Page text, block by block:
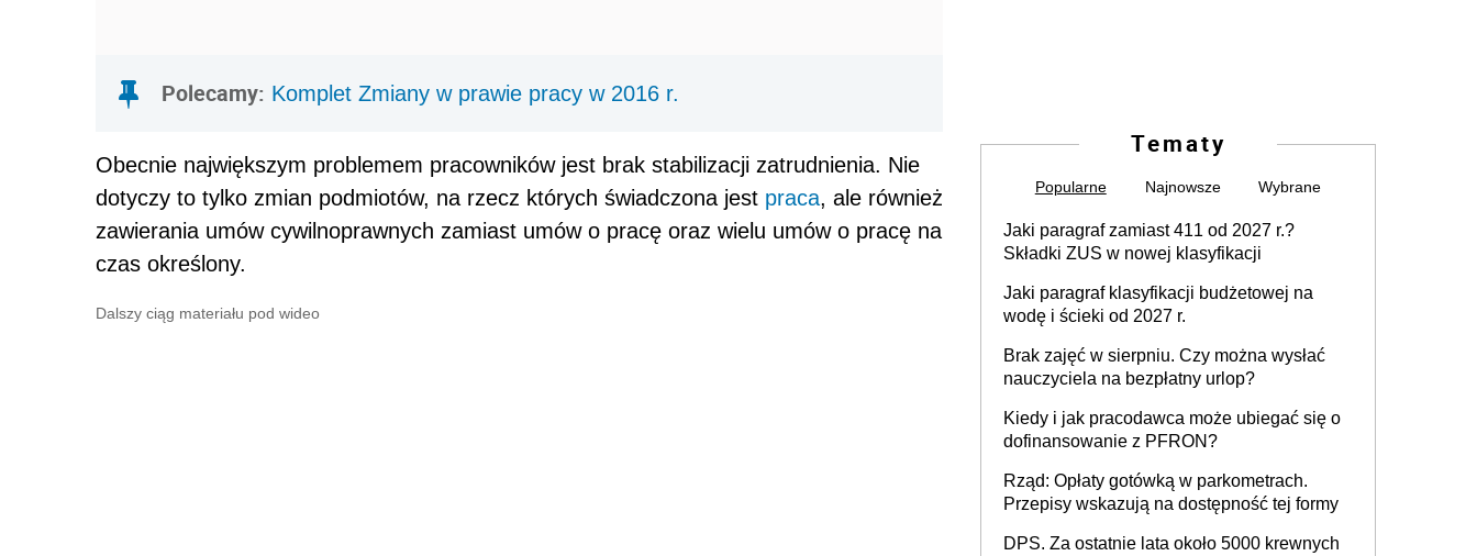
Polecamy: Komplet Zmiany w prawie pracy w 2016 r.
Obecnie największym problemem pracowników jest brak stabilizacji zatrudnienia. Nie
dotyczy to tylko zmian podmiotów, na rzecz których świadczona jest praca, ale również
zawierania umów cywilnoprawnych zamiast umów o pracę oraz wielu umów o pracę na
czas określony.
Dalszy ciąg materiału pod wideo
Tematy
Popularne Najnowsze Wybrane
Jaki paragraf zamiast 411 od 2027 r.?
Składki ZUS w nowej klasyfikacji
Jaki paragraf klasyfikacji budżetowej na
wodę i ścieki od 2027 r.
Brak zajęć w sierpniu. Czy można wysłać
nauczyciela na bezpłatny urlop?
Kiedy i jak pracodawca może ubiegać się o
dofinansowanie z PFRON?
Rząd: Opłaty gotówką w parkometrach.
Przepisy wskazują na dostępność tej formy
DPS. Za ostatnie lata około 5000 krewnych